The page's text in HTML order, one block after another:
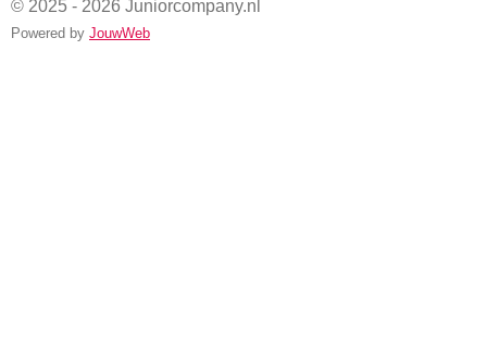
© 2025 - 2026 Juniorcompany.nl
Powered by JouwWeb